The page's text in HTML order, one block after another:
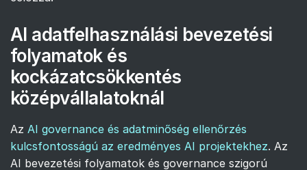
AI adatfelhasználási bevezetési
folyamatok és
kockázatcsökkentés
középvállalatoknál
Az AI governance és adatminőség ellenőrzés
kulcsfontosságú az eredményes AI projektekhez. Az
AI bevezetési folyamatok és governance szigorú